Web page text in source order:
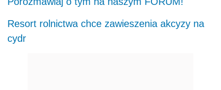
Resort rolnictwa chce zawieszenia akcyzy na
cydr